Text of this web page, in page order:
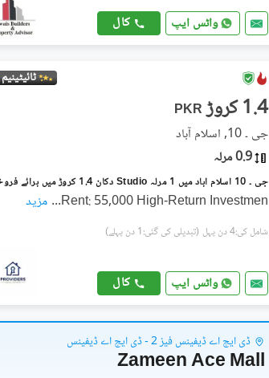
واٹس ایپ کال
ٹائیٹینیم
PKR 1.4 کروڑ
جی ۔ 10, اسلام آباد
0.9 مرلہ
Rent: 55,000 High-Return Investmen
... مزید
شامل کی:4 دن پہل (تبدیلی کی گئی:1 دن پہلے)
واٹس ایپ کال
ڈی ایچ اے ڈیفینس فیز 2 - ڈی ایچ اے ڈیفینس
Zameen Ace Mall